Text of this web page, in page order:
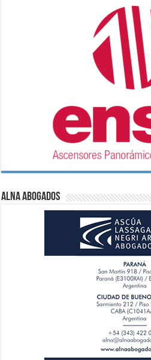
ALNA Abogados